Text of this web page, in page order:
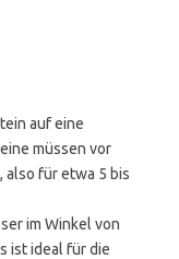
auf eine
müssen vor
also für etwa 5 bis
im Winkel von
ist ideal für die